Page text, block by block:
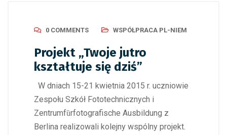
0 COMMENTS WSPÓŁPRACA PL-NIEM
Projekt „Twoje jutro
kształtuje się dziś”
W dniach 15-21 kwietnia 2015 r. uczniowie
Zespołu Szkół Fototechnicznych i
Zentrumfȕrfotografische Ausbildung z
Berlina realizowali kolejny wspólny projekt.